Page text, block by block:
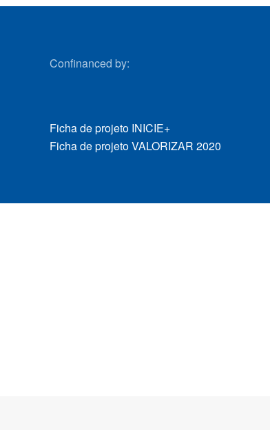
Confinanced by:
Ficha de projeto INICIE+
Ficha de projeto VALORIZAR 2020